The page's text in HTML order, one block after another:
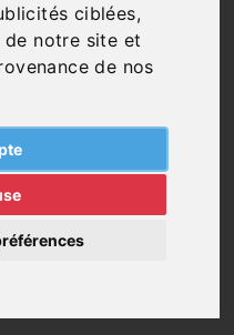
ciblées,
notre site et
de nos
des